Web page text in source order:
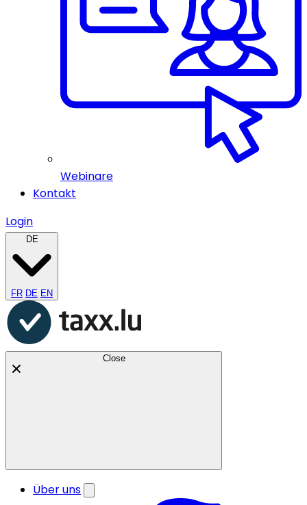
Webinare
Kontakt
Login
DE
FR DE EN
Close
Über uns